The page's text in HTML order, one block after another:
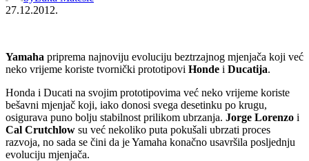
27.12.2012.
Yamaha priprema najnoviju evoluciju beztrzajnog mjenjača koji već
neko vrijeme koriste tvornički prototipovi Honde i Ducatija.
Honda i Ducati na svojim prototipovima već neko vrijeme koriste
bešavni mjenjač koji, iako donosi svega desetinku po krugu,
osigurava puno bolju stabilnost prilikom ubrzanja. Jorge Lorenzo i
Cal Crutchlow su već nekoliko puta pokušali ubrzati proces
razvoja, no sada se čini da je Yamaha konačno usavršila posljednju
evoluciju mjenjača.